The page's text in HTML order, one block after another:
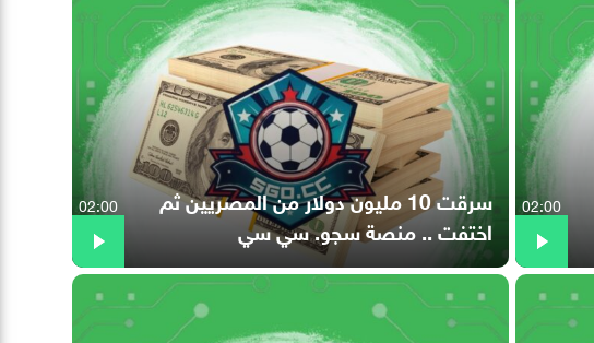
02:00
سرقت 10 مليون دولار من المصريين ثم
اختفت .. منصة سجو. سي سي
02:00